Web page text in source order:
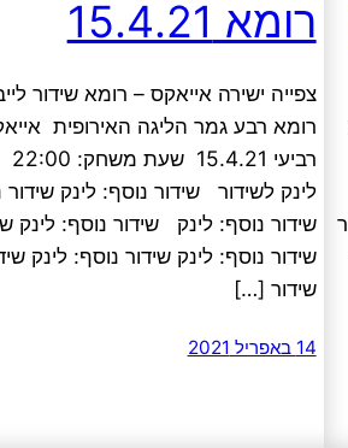
רומא 15.4.21
צפייה ישירה אייאקס – רומא שידור
רומא רבע גמר הליגה האירופית
לינק לשידור שידור נוסף: לינק שידור
שידור נוסף: לינק שידור נוסף: לינק
שידור נוסף: לינק שידור נוסף: לינק
שידור […]
14 באפריל 2021